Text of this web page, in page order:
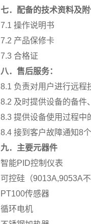
七．配备的技术资料及附
7.1 操作说明书
7.2 产品保修卡
7.3 合格证
八．售后服务：
8.1 负责对用户进行远程
8.2 及时提供设备的备件
8.3 提供设备使用过程中
8.4 接到客户故障通知8
九．主要元器件
智能PID控制仪表
可控硅（9013A,9053A
PT100传感器
循环电机